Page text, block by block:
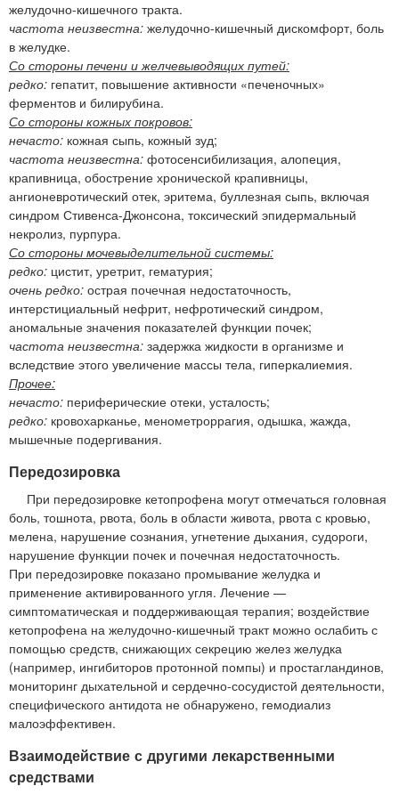
желудочно-кишечного тракта.
частота неизвестна: желудочно-кишечный дискомфорт, боль
в желудке.
Со стороны печени и желчевыводящих путей:
редко: гепатит, повышение активности «печеночных»
ферментов и билирубина.
Со стороны кожных покровов:
нечасто: кожная сыпь, кожный зуд;
частота неизвестна: фотосенсибилизация, алопеция,
крапивница, обострение хронической крапивницы,
ангионевротический отек, эритема, буллезная сыпь, включая
синдром Стивенса-Джонсона, токсический эпидермальный
некролиз, пурпура.
Со стороны мочевыделительной системы:
редко: цистит, уретрит, гематурия;
очень редко: острая почечная недостаточность,
интерстициальный нефрит, нефротический синдром,
аномальные значения показателей функции почек;
частота неизвестна: задержка жидкости в организме и
вследствие этого увеличение массы тела, гиперкалиемия.
Прочее:
нечасто: периферические отеки, усталость;
редко: кровохарканье, менометроррагия, одышка, жажда,
мышечные подергивания.
Передозировка
При передозировке кетопрофена могут отмечаться головная
боль, тошнота, рвота, боль в области живота, рвота с кровью,
мелена, нарушение сознания, угнетение дыхания, судороги,
нарушение функции почек и почечная недостаточность.
При передозировке показано промывание желудка и
применение активированного угля. Лечение —
симптоматическая и поддерживающая терапия; воздействие
кетопрофена на желудочно-кишечный тракт можно ослабить с
помощью средств, снижающих секрецию желез желудка
(например, ингибиторов протонной помпы) и простагландинов,
мониторинг дыхательной и сердечно-сосудистой деятельности,
специфического антидота не обнаружено, гемодиализ
малоэффективен.
Взаимодействие с другими лекарственными
средствами